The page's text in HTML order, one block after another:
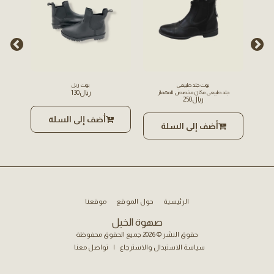
بوت جلد طبيعي
جلد طبيعي مكان مخصص للمهماز
﷼250
أضف إلى السلة
بوت ربل
﷼130
أضف إلى السلة
صهوة الخيل
حقوق النشر © 2026 جميع الحقوق محفوظة
سياسة الاستبدال والاسترجاع | تواصل معنا
الرئيسية حول الموقع موقعنا